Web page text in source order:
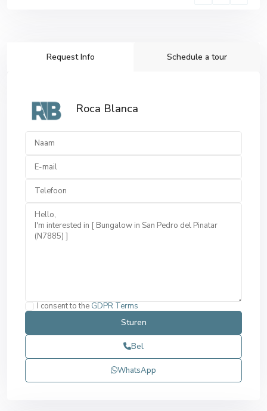
Request Info Schedule a tour
Roca Blanca
I consent to the GDPR Terms
Bel
WhatsApp